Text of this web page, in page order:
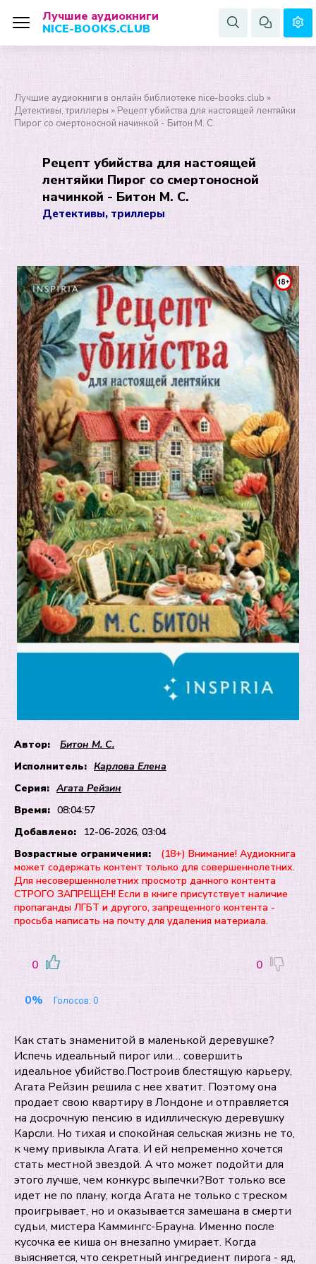
Лучшие аудиокниги
NICE-BOOKS.CLUB
Лучшие аудиокниги в онлайн библиотеке nice-books.club »
Детективы, триллеры » Рецепт убийства для настоящей лентяйки
Пирог со смертоносной начинкой - Битон М. С.
Рецепт убийства для настоящей
лентяйки Пирог со смертоносной
начинкой - Битон М. С.
Детективы, триллеры
Автор:
Битон М. С.
Исполнитель: Карлова Елена
Серия: Агата Рейзин
Время: 08:04:57
Добавлено:
12-06-2026, 03:04
Возрастные ограничения:
(18+) Внимание! Аудиокнига
может содержать контент только для совершеннолетних.
Для несовершеннолетних просмотр данного контента
СТРОГО ЗАПРЕЩЕН! Если в книге присутствует наличие
пропаганды ЛГБТ и другого, запрещенного контента -
просьба написать на почту для удаления материала.
0 0
0% Голосов: 0
Как стать знаменитой в маленькой деревушке?
Испечь идеальный пирог или… совершить
идеальное убийство.Построив блестящую карьеру,
Агата Рейзин решила с нее хватит. Поэтому она
продает свою квартиру в Лондоне и отправляется
на досрочную пенсию в идиллическую деревушку
Карсли. Но тихая и спокойная сельская жизнь не то,
к чему привыкла Агата. И ей непременно хочется
стать местной звездой. А что может подойти для
этого лучше, чем конкурс выпечки?Вот только все
идет не по плану, когда Агата не только с треском
проигрывает, но и оказывается замешана в смерти
судьи, мистера Каммингс-Брауна. Именно после
кусочка ее киша он внезапно умирает. Когда
выясняется, что секретный ингредиент пирога - яд,